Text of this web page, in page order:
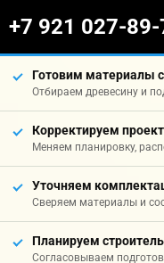
+7 921 027-89-
Готовим материалы
Отбираем древесину и
Корректируем
Меняем планировку,
Уточняем
Сверяем материалы и
Планируем
Согласовываем